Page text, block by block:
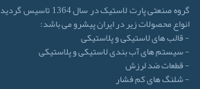
گروه صنعتی پارت
انواع محصولات زیر در ایران پیشرو می باشد:
- قالب های لاستیکی و پلاستیکی
- سیستم های آب بندی لاستیکی و پلاستیکی
- قطعات ضد لرزش
- شلنگ های کم فشار